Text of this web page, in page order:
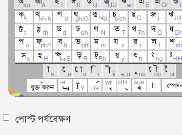
পোস্ট পর্যবেক্ষণ